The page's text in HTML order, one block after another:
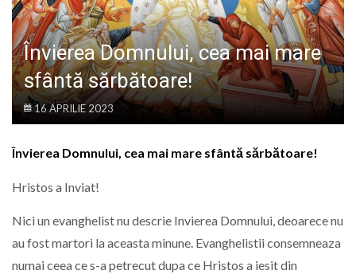
Învierea Domnului, cea mai mare
sfântă sărbătoare!
16 APRILIE 2023
Învierea Domnului, cea mai mare sfântă sărbătoare!
Hristos a Inviat!
Nici un evanghelist nu descrie Invierea Domnului, deoarece nu
au fost martori la aceasta minune. Evanghelistii consemneaza
numai ceea ce s-a petrecut dupa ce Hristos a iesit din